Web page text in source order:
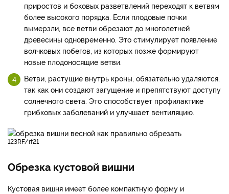
приростов и боковых разветвлений переходят к ветвям
более высокого порядка. Если плодовые почки
вымерзли, все ветви обрезают до многолетней
древесины одновременно. Это стимулирует появление
волчковых побегов, из которых позже формируют
новые плодоносящие ветви.
Ветви, растущие внутрь кроны, обязательно удаляются,
так как они создают загущение и препятствуют доступу
солнечного света. Это способствует профилактике
грибковых заболеваний и улучшает вентиляцию.
123RF/rf21
Обрезка кустовой вишни
Кустовая вишня имеет более компактную форму и